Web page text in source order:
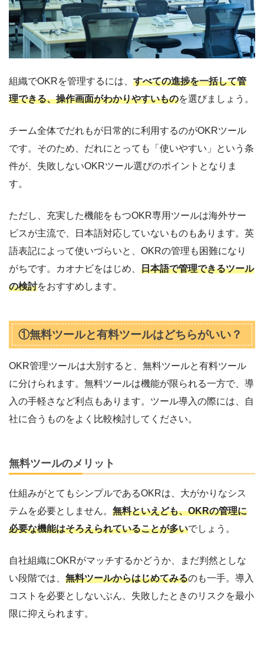
組織でOKRを管理するには、 すべての進捗を一括して管
理できる、操作画面がわかりやすいものを選びましょう。
チーム全体でだれもが日常的に利用するのがOKRツール
です。そのため、だれにとっても「使いやすい」という条
件が、失敗しないOKRツール選びのポイントとなりま
す。
ただし、充実した機能をもつOKR専用ツールは海外サー
ビスが主流で、日本語対応していないものもあります。英
語表記によって使いづらいと、OKRの管理も困難になり
がちです。カオナビをはじめ、 日本語で管理できるツール
の検討をおすすめします。
①無料ツールと有料ツールはどちらがいい？
OKR管理ツールは大別すると、無料ツールと有料ツール
に分けられます。無料ツールは機能が限られる一方で、導
入の手軽さなど利点もあります。ツール導入の際には、自
社に合うものをよく比較検討してください。
無料ツールのメリット
仕組みがとてもシンプルであるOKRは、大がかりなシス
テムを必要としません。 無料といえども、OKRの管理に
必要な機能はそろえられていることが多いでしょう。
自社組織にOKRがマッチするかどうか、まだ判然としな
い段階では、 無料ツールからはじめてみるのも一手。導入
コストを必要としないぶん、失敗したときのリスクを最小
限に抑えられます。